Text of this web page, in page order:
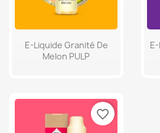
E-Liquide Granité De
Melon PULP
favorite_border